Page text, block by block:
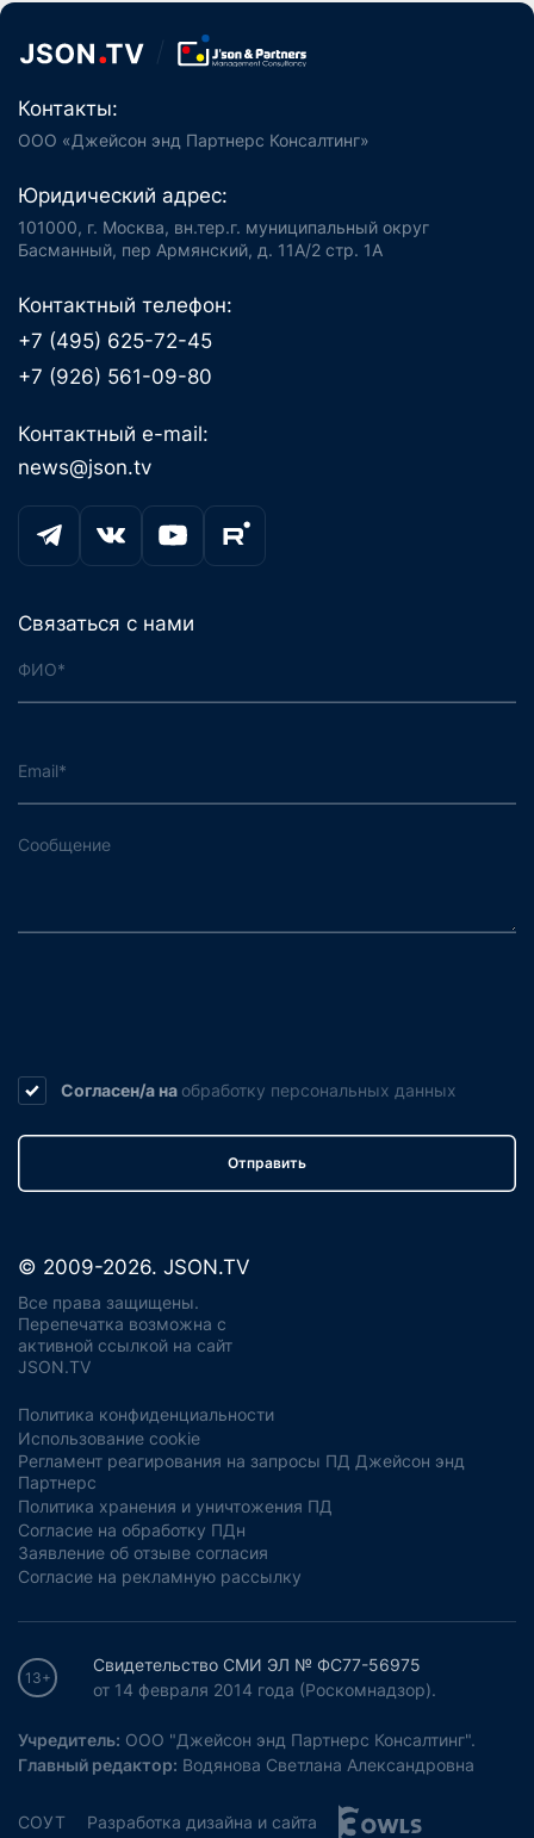
Контакты:
ООО «Джейсон энд Партнерс Консалтинг»
Юридический адрес:
101000, г. Москва, вн.тер.г. муниципальный округ
Басманный, пер Армянский, д. 11А/2 стр. 1А
Контактный телефон:
+7 (495) 625-72-45
+7 (926) 561-09-80
Контактный e-mail:
news@json.tv
Связаться с нами
Согласен/а на обработку персональных данных
Отправить
© 2009-2026. JSON.TV
Все права защищены.
Перепечатка возможна с
активной ссылкой на сайт
JSON.TV
Политика конфиденциальности
Использование cookie
Регламент реагирования на запросы ПД Джейсон энд
Партнерс
Политика хранения и уничтожения ПД
Согласие на обработку ПДн
Заявление об отзыве согласия
Согласие на рекламную рассылку
13+
Свидетельство СМИ ЭЛ № ФС77-56975
от 14 февраля 2014 года (Роскомнадзор).
Учредитель: ООО "Джейсон энд Партнерс Консалтинг".
Главный редактор: Водянова Светлана Александровна
СОУТ Разработка дизайна и сайта